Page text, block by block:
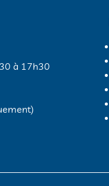
à 17h30